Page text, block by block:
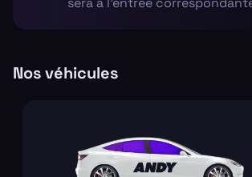
Nos véhicules